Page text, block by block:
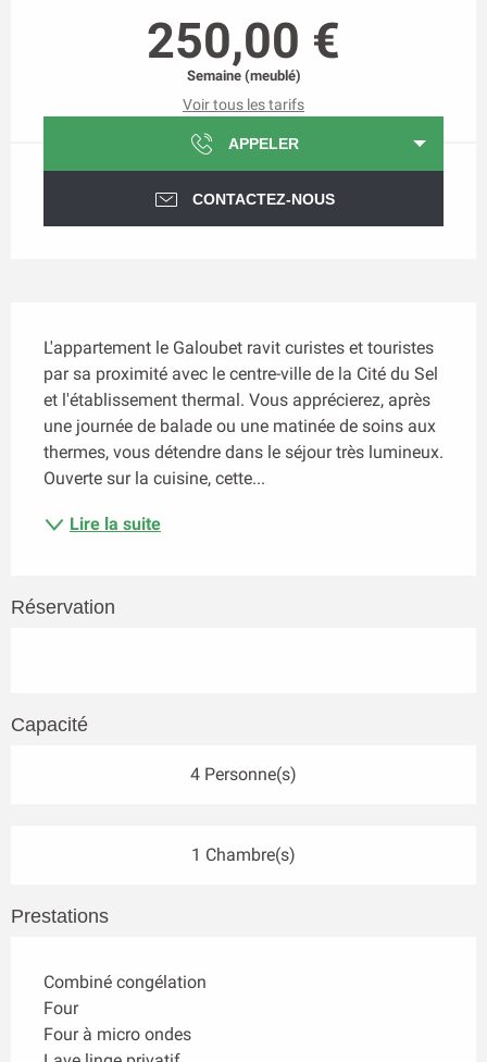
250,00 €
Semaine (meublé)
Voir tous les tarifs
APPELER
CONTACTEZ-NOUS
L'appartement le Galoubet ravit curistes et touristes
par sa proximité avec le centre-ville de la Cité du Sel
et l'établissement thermal. Vous apprécierez, après
une journée de balade ou une matinée de soins aux
thermes, vous détendre dans le séjour très lumineux.
Ouverte sur la cuisine, cette...
Lire la suite
Réservation
Capacité
4 Personne(s)
1 Chambre(s)
Prestations
Combiné congélation
Four
Four à micro ondes